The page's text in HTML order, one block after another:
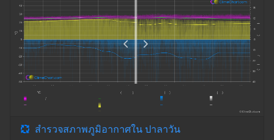
สำรวจสภาพภูมิอากาศใน ปาลาวัน